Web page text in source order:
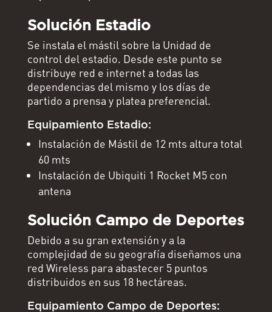
Solución Estadio
Se instala el mástil sobre la Unidad de
control del estadio. Desde este punto se
distribuye red e internet a todas las
dependencias del mismo y los días de
partido a prensa y platea preferencial.
Equipamiento Estadio:
Instalación de Mástil de 12 mts altura total
60 mts
Instalación de Ubiquiti 1 Rocket M5 con
antena
Solución Campo de Deportes
Debido a su gran extensión y a la
complejidad de su geografía diseñamos una
red Wireless para abastecer 5 puntos
distribuidos en sus 18 hectáreas.
Equipamiento Campo de Deportes: